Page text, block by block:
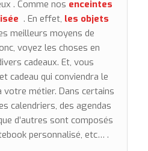
. Comme nos enceintes
. En effet, les objets
meilleurs moyens de
voyez les choses en
cadeaux. Et, vous
cadeau qui conviendra le
votre métier. Dans certains
calendriers, des agendas
d’autres sont composés
personnalisé, etc… .